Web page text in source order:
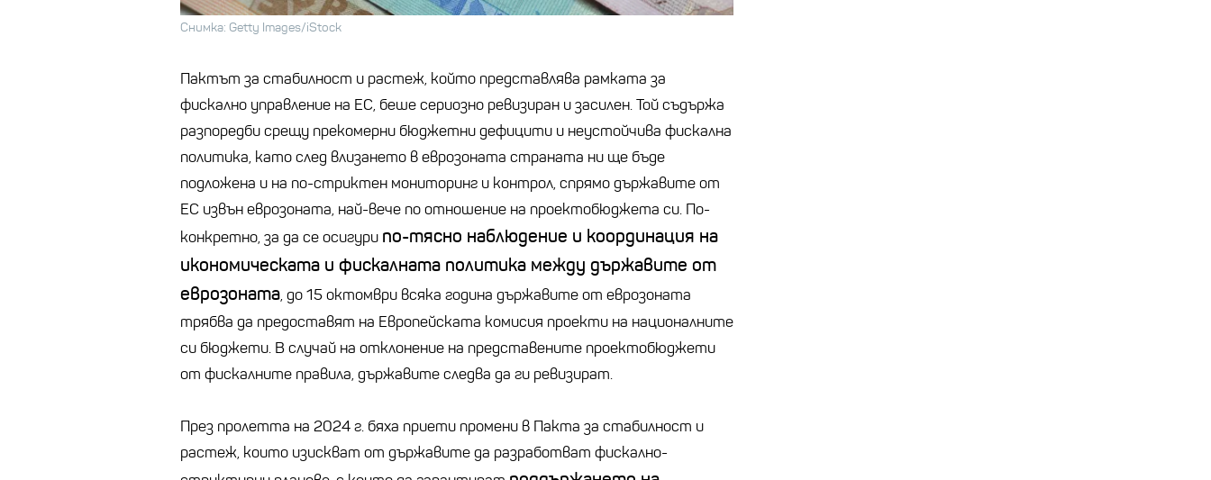
Снимка: Getty Images/iStock
Пактът за стабилност и растеж, който представлява рамката за
фискално управление на ЕС, беше сериозно ревизиран и засилен. Той съдържа
разпоредби срещу прекомерни бюджетни дефицити и неустойчива фискална
политика, като след влизането в еврозоната страната ни ще бъде
подложена и на по-стриктен мониторинг и контрол, спрямо държавите от
ЕС извън еврозоната, най-вече по отношение на проектобюджета си. По-
конкретно, за да се осигури по-тясно наблюдение и координация на
икономическата и фискалната политика между държавите от
еврозоната, до 15 октомври всяка година държавите от еврозоната
трябва да предоставят на Европейската комисия проекти на националните
си бюджети. В случай на отклонение на представените проектобюджети
от фискалните правила, държавите следва да ги ревизират.
През пролетта на 2024 г. бяха приети промени в Пакта за стабилност и
растеж, които изискват от държавите да разработват фискално-